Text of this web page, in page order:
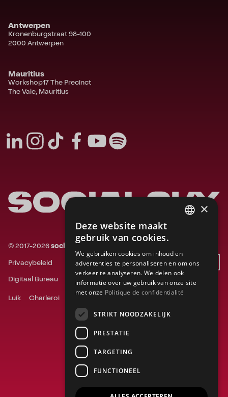
Antwerpen
Kronenburgstraat 98-100
2000 Antwerpen
Mauritius
Workshop17 The Precinct
The Vale, Mauritius
©2017-2026socialsky.
Privacybeleid
Website door
Digitaal Bureau
Social Media Bureau
Luik
Charleroi Gent Bergen Namen Doornik
DUTCH
×
Deze website maakt
gebruik van cookies.
We gebruiken cookies om inhoud en
advertenties te personaliseren en om ons
verkeer te analyseren. We delen ook
informatie over uw gebruik van onze site
met onze Politique de confidentialité
STRIKT NOODZAKELIJK
PRESTATIE
TARGETING
FUNCTIONEEL